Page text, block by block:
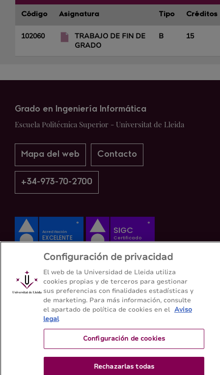
Código Asignatura Tipo Créditos
102060
TRABAJO DE FIN DE
GRADO
B 15
Grado en Ingeniería Informática
Escuela Politécnica Superior - Universitat de Lleida
Mapa del web Contacto
+34-973-70-2700
Configuración de privacidad
El web de la Universidad de Lleida utiliza
cookies propias y de terceros para gestionar
sus preferencias con finalidades estadísticas y
de marketing. Para más información, consulte
el apartado de política de cookies en el Aviso
legal
Configuración de cookies
Rechazarlas todas